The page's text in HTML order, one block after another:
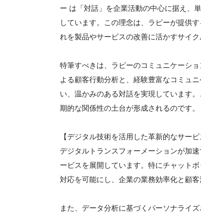
ー は「対話」を企業活動の中心に据え、
しています。この理念は、ラピーが提供
れを製品やサービスの改善に活かすサイク
特筆すべきは、ラピーのコミュニケーシ
よる顧客行動分析と、経験豊富なコミュ
い、温かみのある対話を実現しています
期的な関係性の土台が形成されるのです。
【デジタル技術を活用した革新的なサービ
デジタルトランスフォーメーションが加
ービスを展開しています。特にチャット
対応を可能にし、企業の業務効率化と顧
また、データ分析に基づくパーソナライ